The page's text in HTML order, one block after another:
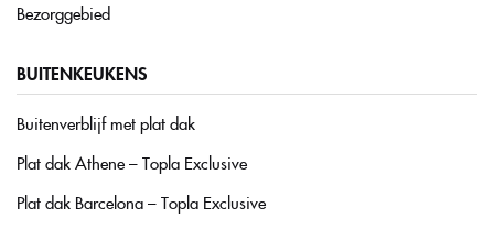
Bezorggebied
BUITENKEUKENS
Buitenverblijf met plat dak
Plat dak Athene – Topla Exclusive
Plat dak Barcelona – Topla Exclusive